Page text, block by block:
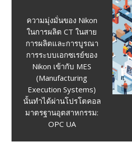
งาน filament
เป็นสองเท่า
Auto.Filament Control
ควบคุมแหล่งกำเนิด
เอกซเรย์อย่างชาญฉลาด
เพื่อเพิ่มอายุการใช้งาน
ของ filament เอกซเรย์
เป็นสองเท่าโดยไม่ต้อง
หยุดการใช้งานเอกซเรย์
หรือใช้ filament ที่หนา